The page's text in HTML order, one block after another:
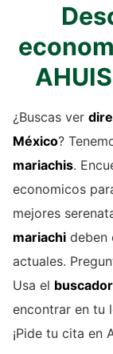
¿Buscas ver
México?
mariachis.
economicos
mejores
mariachi deben
actuales.
Usa el
encontrar en tu
¡Pide tu cita en